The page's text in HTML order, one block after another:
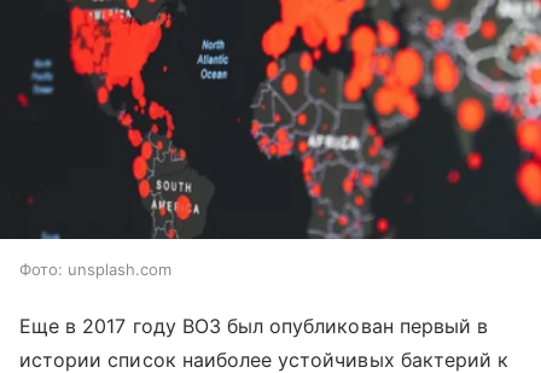
Фото: unsplash.com
Еще в 2017 году ВОЗ был опубликован первый в
истории список наиболее устойчивых бактерий к